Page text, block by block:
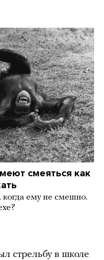
смеяться как
когда ему не смешно.
стрельбу в школе